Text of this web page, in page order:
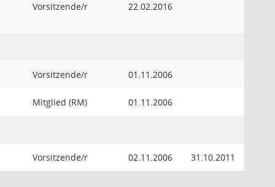
Vorsitzende/r 22.02.2016
Vorsitzende/r 01.11.2006
Mitglied (RM) 01.11.2006
Vorsitzende/r 02.11.2006 31.10.2011